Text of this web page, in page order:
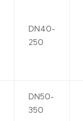
DN40-
250
DN50-
350